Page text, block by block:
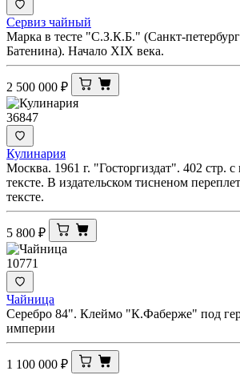
Сервиз чайный
Марка в тесте "С.З.К.Б." (Санкт-
Батенина). Начало XIX века.
2 500 000 ₽
36847
Кулинария
Москва. 1961 г. "Госторгиздат". 402 стр.
тексте. В издательском тисненом
тексте.
5 800 ₽
10771
Чайница
Серебро 84". Клеймо "К.Фаберже" под
империи
1 100 000 ₽